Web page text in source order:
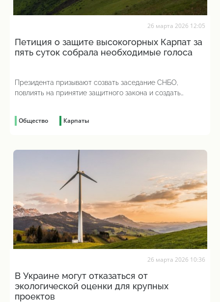
26 марта 2026 12:05
Петиция о защите высокогорных Карпат за
пять суток собрала необходимые голоса
Президента призывают созвать заседание СНБО,
повлиять на принятие защитного закона и создать
Общество Карпаты
26 марта 2026 10:36
В Украине могут отказаться от
экологической оценки для крупных
проектов